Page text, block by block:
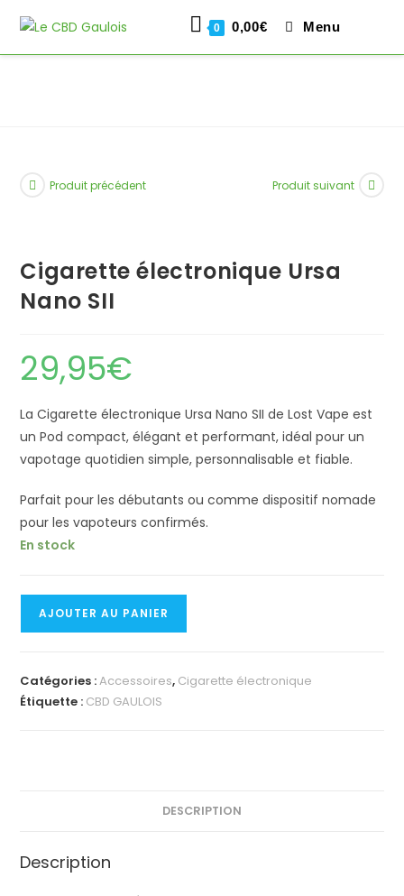
0 0,00€ Menu
Produit précédent Produit suivant
Cigarette électronique Ursa
Nano SII
29,95€
La Cigarette électronique Ursa Nano SII de Lost Vape est
un Pod compact, élégant et performant, idéal pour un
vapotage quotidien simple, personnalisable et fiable.
Parfait pour les débutants ou comme dispositif nomade
pour les vapoteurs confirmés.
En stock
électronique
Ursa
AJOUTER AU PANIER
Catégories :Accessoires, Cigarette électronique
Étiquette : CBD GAULOIS
DESCRIPTION
Description